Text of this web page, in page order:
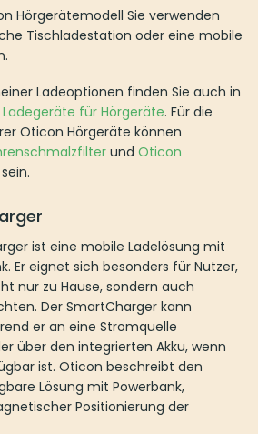
Ladeoptionen finden Sie auch in
für Hörgeräte. Für die
Hörgeräte können außerdem
ist eine mobile Ladelösung mit
eignet sich besonders für Nutzer, die
kann Hörgeräte laden,
angeschlossen ist, oder über den
Steckdose verfügbar ist. Oticon
als tragbare Lösung mit
und magnetischer Positionierung der
Oticon SmartCharger für bestimmte
R Modelle vorgesehen. Besonders
Modelle wie Intent und Real,
Version zur Modellgeneration passt.
SmartCharger-Versionen, daher